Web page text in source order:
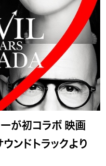
ーが初コラボ 映画
ンドトラックより